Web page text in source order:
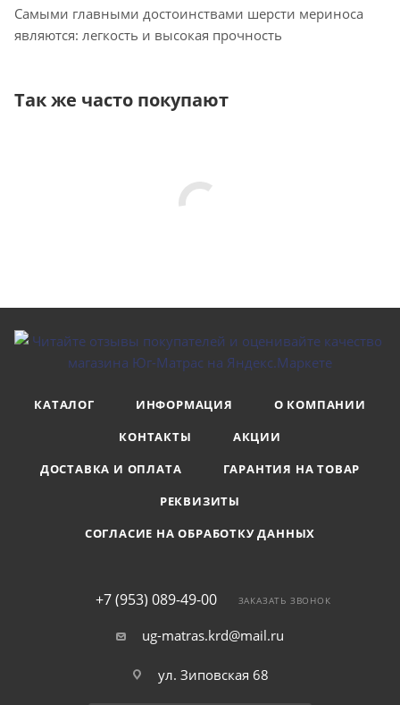
Самыми главными достоинствами шерсти мериноса
являются: легкость и высокая прочность
Так же часто покупают
КАТАЛОГ ИНФОРМАЦИЯ
О КОМПАНИИ
КОНТАКТЫ
АКЦИИ
ДОСТАВКА И ОПЛАТА
ГАРАНТИЯ НА ТОВАР
РЕКВИЗИТЫ
СОГЛАСИЕ НА ОБРАБОТКУ ДАННЫХ
+7 (953) 089-49-00 ЗАКАЗАТЬ ЗВОНОК
ug-matras.krd@mail.ru
ул. Зиповская 68